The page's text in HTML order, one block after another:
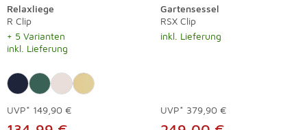
Relaxliege
R Clip
+ 5 Varianten
inkl. Lieferung
UVP* 149,90 €
Gartensessel
RSX Clip
inkl. Lieferung
UVP* 379,90 €